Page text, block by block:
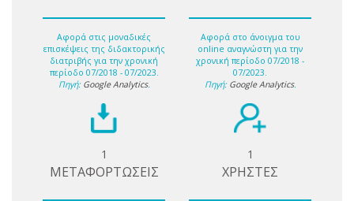
Αφορά στις μοναδικές
επισκέψεις της διδακτορικής
διατριβής για την χρονική
περίοδο 07/2018 - 07/2023.
Πηγή: Google Analytics.
Αφορά στο άνοιγμα του
online αναγνώστη για την
χρονική περίοδο 07/2018 -
07/2023.
Πηγή: Google Analytics.
1
ΜΕΤΑΦΟΡΤΩΣΕΙΣ
1
ΧΡΗΣΤΕΣ